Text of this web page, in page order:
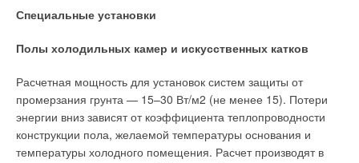
Специальные установки
Полы холодильных камер и искусственных катков
Расчетная мощность для установок систем защиты от
промерзания грунта — 15–30 Вт/м2 (не менее 15). Потери
энергии вниз зависят от коэффициента теплопроводности
конструкции пола, желаемой температуры основания и
температуры холодного помещения. Расчет производят в